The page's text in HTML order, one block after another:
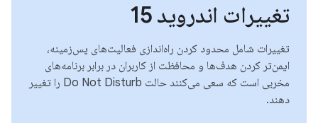
تغییرات اندروید 15
تغییرات شامل محدود کردن راه‌اندازی فعالیت‌های پس‌زمینه،
ایمن‌تر کردن هدف‌ها و محافظت از کاربران در برابر برنامه‌های
مخربی است که سعی می‌کنند حالت Do Not Disturb را تغییر
دهند.